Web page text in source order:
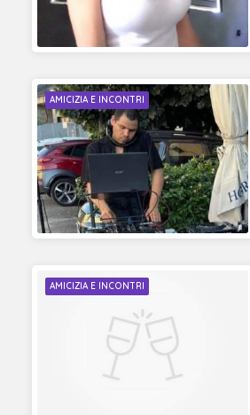
AMICIZIA E INCONTRI
AMICIZIA E INCONTRI